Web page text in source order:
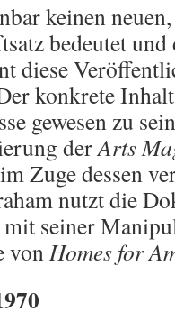
keinen
bedeutet
diese
konkrete
gewesen zu
derArts
Zuge dessen
nutzt die
seiner
vonHomes for